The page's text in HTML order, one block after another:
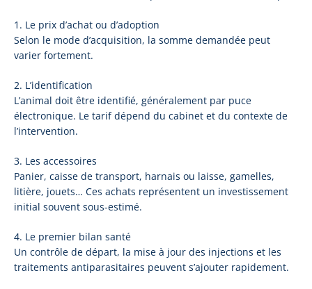
1. Le prix d’achat ou d’adoption
Selon le mode d’acquisition, la somme demandée peut
varier fortement.
2. L’identification
L’animal doit être identifié, généralement par puce
électronique. Le tarif dépend du cabinet et du contexte de
l’intervention.
3. Les accessoires
Panier, caisse de transport, harnais ou laisse, gamelles,
litière, jouets… Ces achats représentent un investissement
initial souvent sous-estimé.
4. Le premier bilan santé
Un contrôle de départ, la mise à jour des injections et les
traitements antiparasitaires peuvent s’ajouter rapidement.